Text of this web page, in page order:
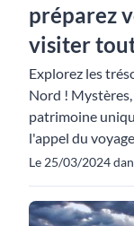
préparez
visiter
Explorez les
Nord !
patrimoine
l'appel du voyage.
Le 25/03/2024